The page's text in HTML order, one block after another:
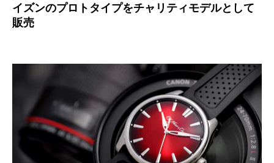
イズンのプロトタイプをチャリティモデルとして
販売
Introducing: H.モーザー パイオニア・センターセコンド
スイスマッドレッド